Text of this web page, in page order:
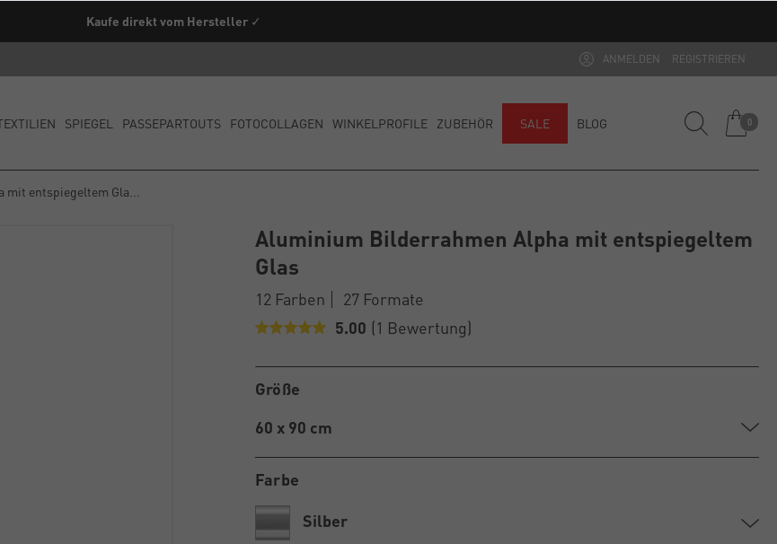
Kaufe direkt vom Hersteller ✓
ANMELDEN REGISTRIEREN
SPIEGEL PASSEPARTOUTS FOTOCOLLAGEN WINKELPROFILE ZUBEHÖR SALE BLOG 0
entspiegeltem Gla...
Aluminium Bilderrahmen Alpha mit entspiegeltem
Glas
12 Farben
27 Formate
5.00 (1 Bewertung)
Größe
60 x 90 cm
Farbe
Silber